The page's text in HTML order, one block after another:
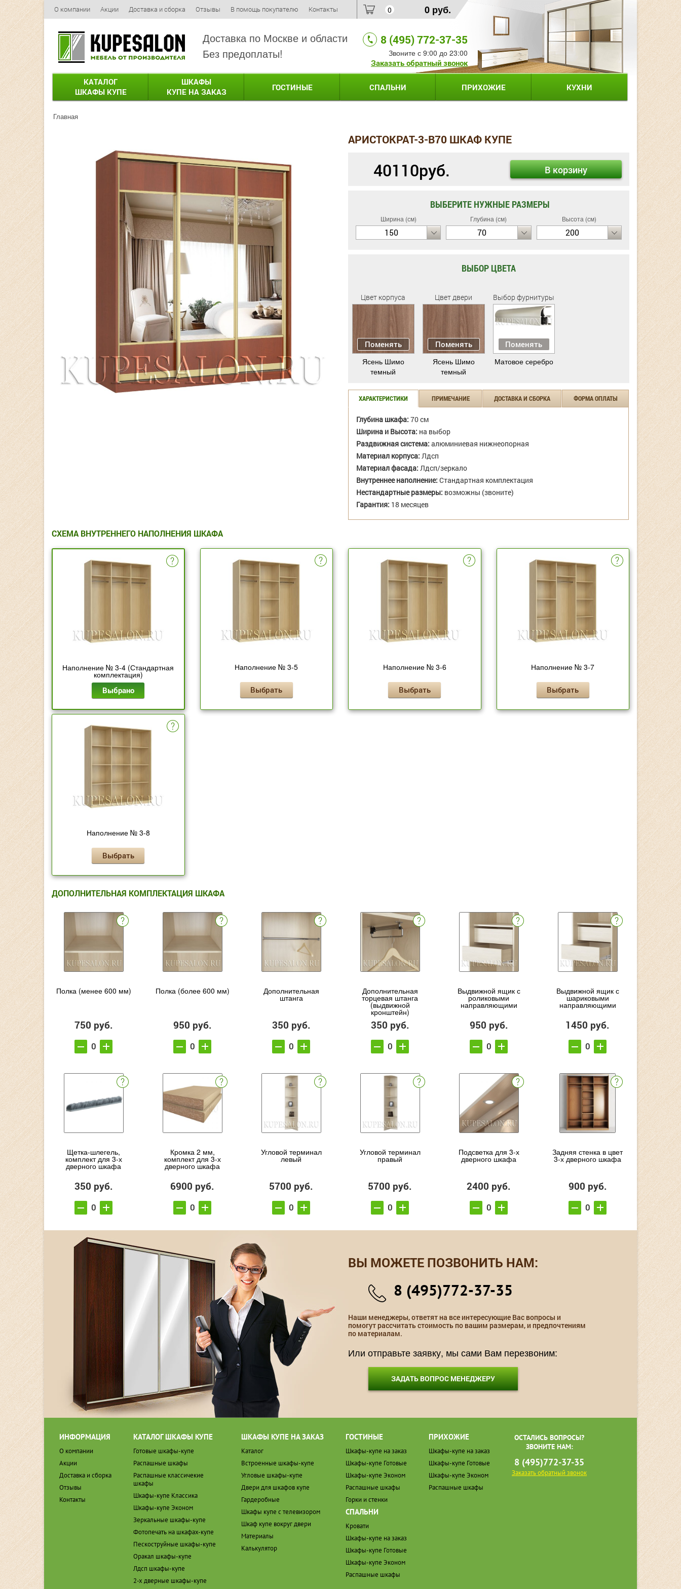
О компании Акции Доставка и сборка Отзывы В помощь покупателю Контакты 0 0 руб.
Доставка по Москве и области
Без предоплаты!
8 (495) 772-37-35
Звоните с 9:00 до 23:00
Заказать обратный звонок
КАТАЛОГ
ШКАФЫ КУПЕ
ШКАФЫ
КУПЕ НА ЗАКАЗ
ГОСТИНЫЕ СПАЛЬНИ ПРИХОЖИЕ КУХНИ
Главная
АРИСТОКРАТ-3-B70 ШКАФ КУПЕ
40110руб. В корзину
ВЫБЕРИТЕ НУЖНЫЕ РАЗМЕРЫ
Ширина (см)
150
Глубина (см)
70
Высота (см)
200
ВЫБОР ЦВЕТА
Цвет корпуса
Поменять
Ясень Шимо
темный
Цвет двери
Поменять
Ясень Шимо
темный
Выбор фурнитуры
Поменять
Матовое серебро
ХАРАКТЕРИСТИКИ ПРИМЕЧАНИЕ ДОСТАВКА И СБОРКА ФОРМА ОПЛАТЫ
Глубина шкафа: 70 см
Ширина и Высота: на выбор
Раздвижная система: алюминиевая нижнеопорная
Материал корпуса: Лдсп
Материал фасада: Лдсп/зеркало
Внутреннее наполнение: Стандартная комплектация
Нестандартные размеры: возможны (звоните)
Гарантия: 18 месяцев
СХЕМА ВНУТРЕННЕГО НАПОЛНЕНИЯ ШКАФА
Наполнение № 3-4 (Стандартная
комплектация)
Выбрано
Наполнение № 3-5
Выбрать
Наполнение № 3-6
Выбрать
Наполнение № 3-7
Выбрать
Наполнение № 3-8
Выбрать
ДОПОЛНИТЕЛЬНАЯ КОМПЛЕКТАЦИЯ ШКАФА
Полка (менее 600 мм)
750 руб.
Полка (более 600 мм)
950 руб.
Дополнительная
штанга
350 руб.
Дополнительная
торцевая штанга
(выдвижной
кронштейн)
350 руб.
Выдвижной ящик с
роликовыми
направляющими
950 руб.
Выдвижной ящик с
шариковыми
направляющими
1450 руб.
Щетка-шлегель,
комплект для 3-х
дверного шкафа
350 руб.
Кромка 2 мм,
комплект для 3-х
дверного шкафа
6900 руб.
Угловой терминал
левый
5700 руб.
Угловой терминал
правый
5700 руб.
Подсветка для 3-х
дверного шкафа
2400 руб.
Задняя стенка в цвет
3-х дверного шкафа
900 руб.
ВЫ МОЖЕТЕ ПОЗВОНИТЬ НАМ:
8 (495)772-37-35
Наши менеджеры, ответят на все интересующие Вас вопросы и
помогут рассчитать стоимость по вашим размерам, и предпочтениям
по материалам.
Или отправьте заявку, мы сами Вам перезвоним:
ЗАДАТЬ ВОПРОС МЕНЕДЖЕРУ
ИНФОРМАЦИЯ
О компании
Акции
Доставка и сборка
Отзывы
Контакты
КАТАЛОГ ШКАФЫ КУПЕ
Готовые шкафы-купе
Распашные шкафы
Распашные классичекие
шкафы
Шкафы-купе Классика
Шкафы-купе Эконом
Зеркальные шкафы-купе
Фотопечать на шкафах-купе
Пескоструйные шкафы-купе
Оракал шкафы-купе
Лдсп шкафы-купе
2-х дверные шкафы-купе
ШКАФЫ КУПЕ НА ЗАКАЗ
Каталог
Встроенные шкафы-купе
Угловые шкафы-купе
Двери для шкафов купе
Гардеробные
Шкафы купе с телевизором
Шкаф купе вокруг двери
Материалы
Калькулятор
ГОСТИНЫЕ
Шкафы-купе на заказ
Шкафы-купе Готовые
Шкафы-купе Эконом
Распашные шкафы
Горки и стенки
СПАЛЬНИ
Кровати
Шкафы-купе на заказ
Шкафы-купе Готовые
Шкафы-купе Эконом
Распашные шкафы
ПРИХОЖИЕ
Шкафы-купе на заказ
Шкафы-купе Готовые
Шкафы-купе Эконом
Распашные шкафы
ОСТАЛИСЬ ВОПРОСЫ?
ЗВОНИТЕ НАМ:
8 (495)772-37-35
Заказать обратный звонок